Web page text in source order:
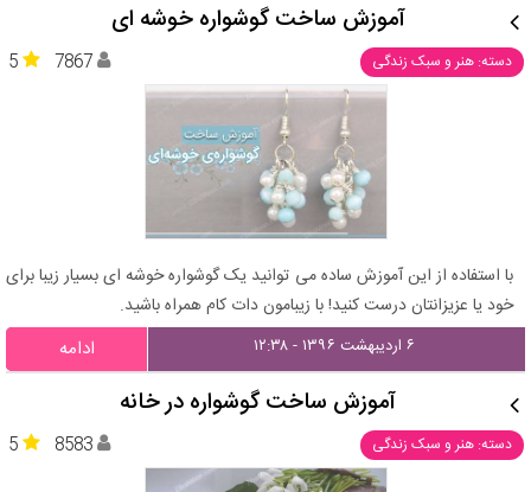
آموزش ساخت گوشواره خوشه ای
دسته: هنر و سبک زندگی 5 7867
با استفاده از این آموزش ساده می توانید یک گوشواره خوشه ای بسیار زیبا برای
خود یا عزیزانتان درست کنید! با زیبامون دات کام همراه باشید.
۶ اردیبهشت ۱۳۹۶ - ۱۲:۳۸ ادامه
آموزش ساخت گوشواره در خانه
دسته: هنر و سبک زندگی 5 8583